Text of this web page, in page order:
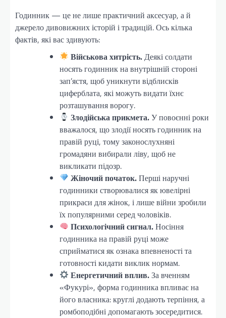
Годинник — це не лише практичний аксесуар, а й
джерело дивовижних історій і традицій. Ось кілька
фактів, які вас здивують:
Військова хитрість.Деякі солдати
носять годинник на внутрішній стороні
зап’ястя, щоб уникнути відблисків
циферблата, які можуть видати їхнє
розташування ворогу.
Злодійська прикмета.У повоєнні роки
вважалося, що злодії носять годинник на
правій руці, тому законослухняні
громадяни вибирали ліву, щоб не
викликати підозр.
Жіночий початок.Перші наручні
годинники створювалися як ювелірні
прикраси для жінок, і лише війни зробили
їх популярними серед чоловіків.
Психологічний сигнал.Носіння
годинника на правій руці може
сприйматися як ознака впевненості та
готовності кидати виклик нормам.
Енергетичний вплив.За вченням
«Фукурі», форма годинника впливає на
його власника: круглі додають терпіння, а
ромбоподібні допомагають зосередитися.